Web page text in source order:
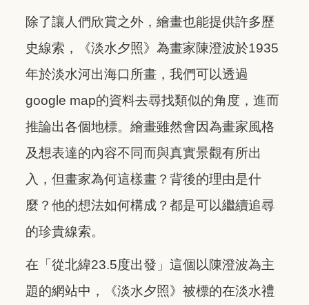
除了讓人們欣賞之外，繪畫也能提供許多歷
史線索，《淡水夕照》為畫家陳澄波於1935
年於淡水河出海口所畫，我們可以透過
google map的資料去尋找類似的角度，進而
推論出各個地標。繪畫雖然會因為畫家風格
及想表達的內容不同而與真實景觀有所出
入，但畫家為何這樣畫？背後的理由是什
麼？他的想法如何構成？都是可以繼續追尋
的珍貴線索。
在「從北緯23.5度出發」這個以陳澄波為主
題的網站中，《淡水夕照》被標的在淡水禮